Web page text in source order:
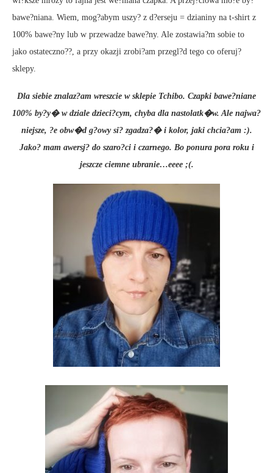
bawe?niana. Wiem, mog?abym uszy? z d?erseju = dzianiny na t-shirt z
100% bawe?ny lub w przewadze bawe?ny. Ale zostawia?m sobie to
jako ostateczno??, a przy okazji zrobi?am przegl?d tego co oferuj?
sklepy.
Dla siebie znalaz?am wreszcie w sklepie Tchibo. Czapki bawe?niane
100% by?y� w dziale dzieci?cym, chyba dla nastolatk�w. Ale najwa?
niejsze, ?e obw�d g?owy si? zgadza?� i kolor, jaki chcia?am :).
Jako? mam awersj? do szaro?ci i czarnego. Bo ponura pora roku i
jeszcze ciemne ubranie…eeee ;(.